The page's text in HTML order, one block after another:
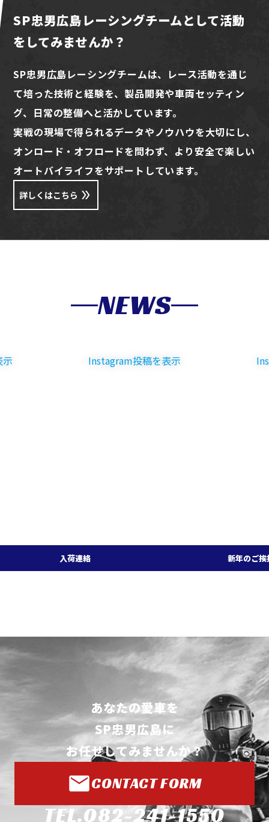
SP忠男広島レーシングチームとして活動
をしてみませんか？
SP忠男広島レーシングチームは、レース活動を通じ
て培った技術と経験を、製品開発や車両セッティン
グ、日常の整備へと活かしています。
実戦の現場で得られるデータやノウハウを大切にし、
オンロード・オフロードを問わず、より安全で楽しい
オートバイライフをサポートしています。
詳しくはこちら
NEWS
Instagram投稿を表示
入荷連絡 新年のご挨
あなたの愛車を
SP忠男広島に
お任せしてみませんか？
CONTACT FORM
TEL.082-241-1550